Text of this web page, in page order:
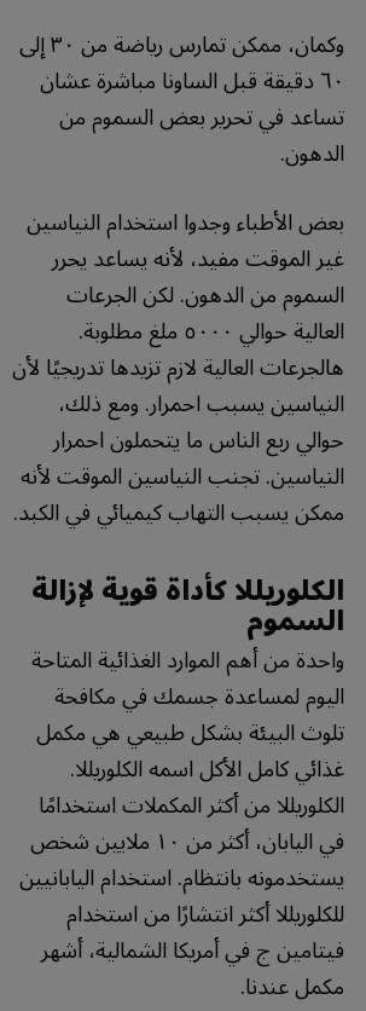
وكمان، ممكن تمارس رياضة من ٣٠ إلى
٦٠ دقيقة قبل الساونا مباشرة عشان
تساعد في تحرير بعض السموم من
الدهون.
بعض الأطباء وجدوا استخدام النياسين
غير الموقت مفيد، لأنه يساعد يحرر
السموم من الدهون. لكن الجرعات
العالية حوالي ٥٠٠٠ ملغ مطلوبة.
هالجرعات العالية لازم تزيدها تدريجيًا لأن
النياسين يسبب احمرار. ومع ذلك،
حوالي ربع الناس ما يتحملون احمرار
النياسين. تجنب النياسين الموقت لأنه
ممكن يسبب التهاب كيميائي في الكبد.
الكلوريللا كأداة قوية لإزالة
السموم
واحدة من أهم الموارد الغذائية المتاحة
اليوم لمساعدة جسمك في مكافحة
تلوث البيئة بشكل طبيعي هي مكمل
غذائي كامل الأكل اسمه الكلوريللا.
الكلوريللا من أكثر المكملات استخدامًا
في اليابان، أكثر من ١٠ ملايين شخص
يستخدمونه بانتظام. استخدام اليابانيين
للكلوريللا أكثر انتشارًا من استخدام
فيتامين ج في أمريكا الشمالية، أشهر
مكمل عندنا.